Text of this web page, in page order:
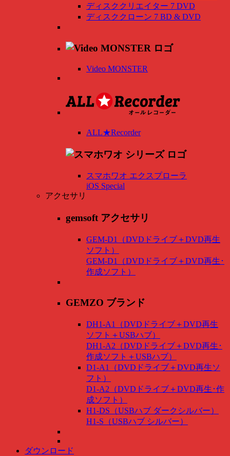
ディスククリエイター 7 DVD
ディスククローン 7 BD & DVD
Video MONSTER
ALL★Recorder
スマホワオ エクスプローラ
iOS Special
アクセサリ
gemsoft アクセサリ
GEM-D1（DVDドライブ＋DVD再生
ソフト）
GEM-D1（DVDドライブ＋DVD再生･
作成ソフト）
GEMZO ブランド
DH1-A1（DVDドライブ＋DVD再生
ソフト＋USBハブ）
DH1-A2（DVDドライブ＋DVD再生･
作成ソフト＋USBハブ）
D1-A1（DVDドライブ＋DVD再生ソ
フト）
D1-A2（DVDドライブ＋DVD再生･作
成ソフト）
H1-DS（USBハブ ダークシルバー）
H1-S（USBハブ シルバー）
ダウンロード